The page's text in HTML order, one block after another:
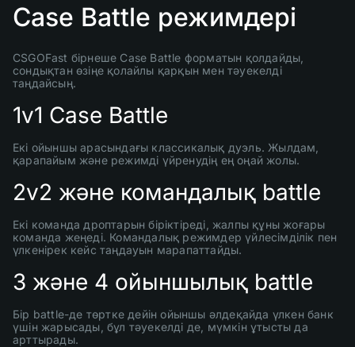
Case Battle режимдері
CSGOFast бірнеше Case Battle форматын қолдайды,
сондықтан өзіңе қолайлы қарқын мен тәуекелді
таңдайсың.
1v1 Case Battle
Екі ойыншы арасындағы классикалық дуэль. Жылдам,
қарапайым және режимді үйренудің ең оңай жолы.
2v2 және командалық battle
Екі команда дроптарын біріктіреді, жалпы құны жоғары
команда жеңеді. Командалық режимдер үйлесімділік пен
үлкенірек кейс таңдауын марапаттайды.
3 және 4 ойыншылық battle
Бір battle-де төртке дейін ойыншы әлдеқайда үлкен банк
үшін жарысады, бұл тәуекелді де, мүмкін ұтысты да
арттырады.